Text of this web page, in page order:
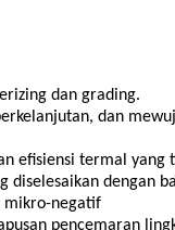
dan grading.
dan
efisiensi termal yang
dengan
mikro-negatif
pencemaran